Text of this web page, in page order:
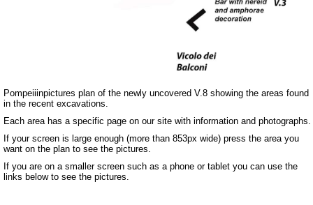
Pompeiiinpictures plan of the newly uncovered V.8 showing the areas found
in the recent excavations.
Each area has a specific page on our site with information and photographs.
If your screen is large enough (more than 853px wide) press the area you
want on the plan to see the pictures.
If you are on a smaller screen such as a phone or tablet you can use the
links below to see the pictures.